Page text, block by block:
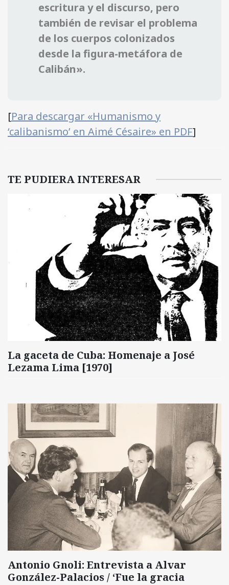
escritura y el discurso, pero
también de revisar el problema
de los cuerpos colonizados
desde la figura-metáfora de
Calibán».
[Para descargar «Humanismo y
‘calibanismo’ en Aimé Césaire» en PDF]
TE PUDIERA INTERESAR
La gaceta de Cuba: Homenaje a José
Lezama Lima [1970]
Antonio Gnoli: Entrevista a Alvar
González-Palacios / ‘Fue la gracia